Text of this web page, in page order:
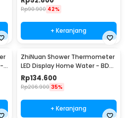
200
Rp90.900 42%
+ Keranjang
ZhiNuan Shower Thermometer
LED Display Home Water - BD-
LS-01
Rp134.600
Rp206.900 35%
+ Keranjang